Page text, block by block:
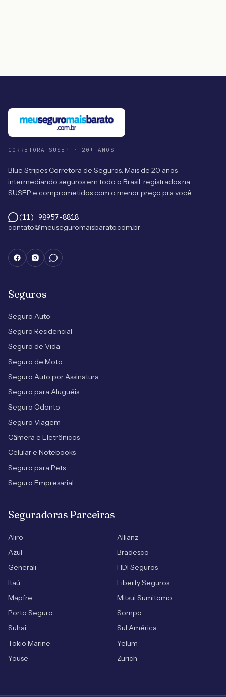
CORRETORA SUSEP · 20+ ANOS
Blue Stripes Corretora de Seguros. Mais de 20 anos
intermediando seguros em todo o Brasil, registrados na
SUSEP e comprometidos com o menor preço pra você.
(11) 98957-8818
contato@meuseguromaisbarato.com.br
Seguros
Seguro Auto
Seguro Residencial
Seguro de Vida
Seguro de Moto
Seguro Auto por Assinatura
Seguro para Aluguéis
Seguro Odonto
Seguro Viagem
Câmera e Eletrônicos
Celular e Notebooks
Seguro para Pets
Seguro Empresarial
Seguradoras Parceiras
Aliro
Allianz
Azul
Bradesco
Generali
HDI Seguros
Itaú
Liberty Seguros
Mapfre
Mitsui Sumitomo
Porto Seguro
Sompo
Suhai
Sul América
Tokio Marine
Yelum
Youse
Zurich